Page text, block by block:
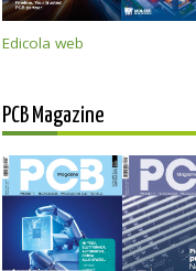
Edicola web
PCB Magazine